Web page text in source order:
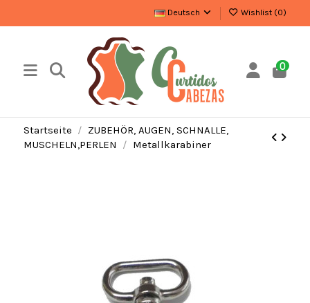
Deutsch Wishlist (0)
0
Startseite
ZUBEHÖR, AUGEN, SCHNALLE,
MUSCHELN,PERLEN
Metallkarabiner